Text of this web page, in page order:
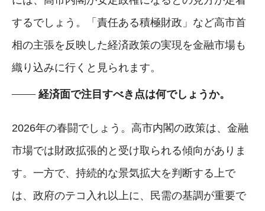
するでしょう。「責任ある積極財政」など高市首
相の主張を反映した経済政策の実現を金融市場も
織り込みに行くと見られます。
経済面で注目すべき点は何でしょうか。
2026年の春闘でしょう。高市内閣の政策は、金融
市場では財政拡張的と受け取られる傾向がありま
す。一方で、持続的な景気拡大を判断する上で
は、政府のテコ入れ以上に、民需の基調が重要で